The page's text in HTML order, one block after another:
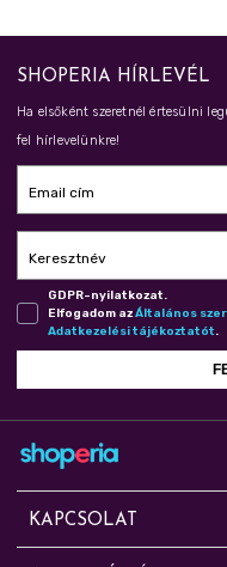
SHOPERIA HÍRLEVÉL
Ha elsőként szeretnél értesülni
fel hírlevelünkre!
Email cím
Keresztnév
GDPR-nyilatkozat.
Elfogadom azÁl­ta­lá­nos
Adat­ke­ze­lé­si tá­jé­koz­ta­tót.
KAPCSOLAT